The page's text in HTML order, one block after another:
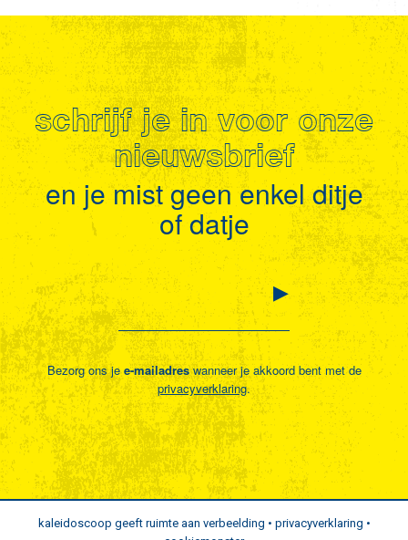
schrijf je in voor onze
nieuwsbrief
en je mist geen enkel ditje
of datje
Bezorg ons je e-mailadreswanneer je akkoord bent met de
privacyverklaring.
kaleidoscoop geeft ruimte aan verbeelding • privacyverklaring •